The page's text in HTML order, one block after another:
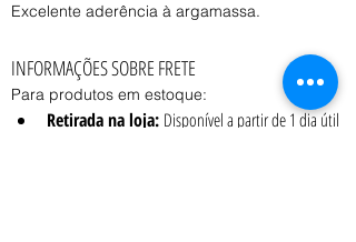
Excelente aderência à argamassa.
INFORMAÇÕES SOBRE FRETE
Para produtos em estoque:
Retirada na loja: Disponível a partir de 1 dia útil